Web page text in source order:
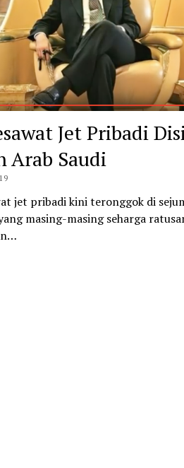
Jet Pribadi
Arab Saudi
jet pribadi kini teronggok di
masing-masing seharga